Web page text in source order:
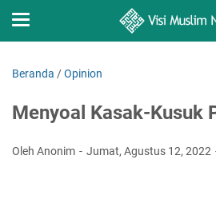
Beranda /Opinion
Menyoal Kasak-Kusuk
Oleh Anonim Jumat, Agustus 12, 2022